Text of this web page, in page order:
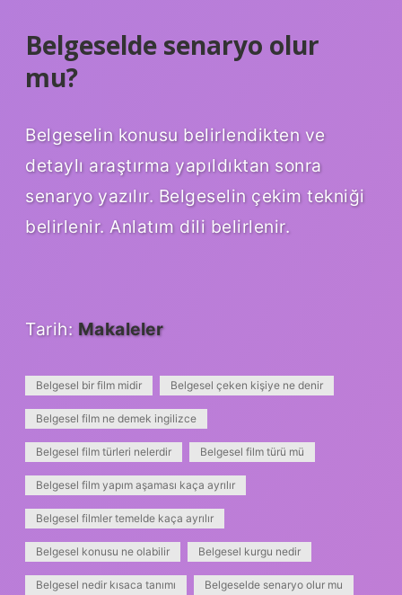
Belgeselde senaryo olur
mu?
Belgeselin konusu belirlendikten ve
detaylı araştırma yapıldıktan sonra
senaryo yazılır. Belgeselin çekim tekniği
belirlenir. Anlatım dili belirlenir.
Tarih: Makaleler
Belgesel bir film midir Belgesel çeken kişiye ne denir
Belgesel film ne demek ingilizce
Belgesel film türleri nelerdir Belgesel film türü mü
Belgesel film yapım aşaması kaça ayrılır
Belgesel filmler temelde kaça ayrılır
Belgesel konusu ne olabilir Belgesel kurgu nedir
Belgesel nedir kısaca tanımı Belgeselde senaryo olur mu